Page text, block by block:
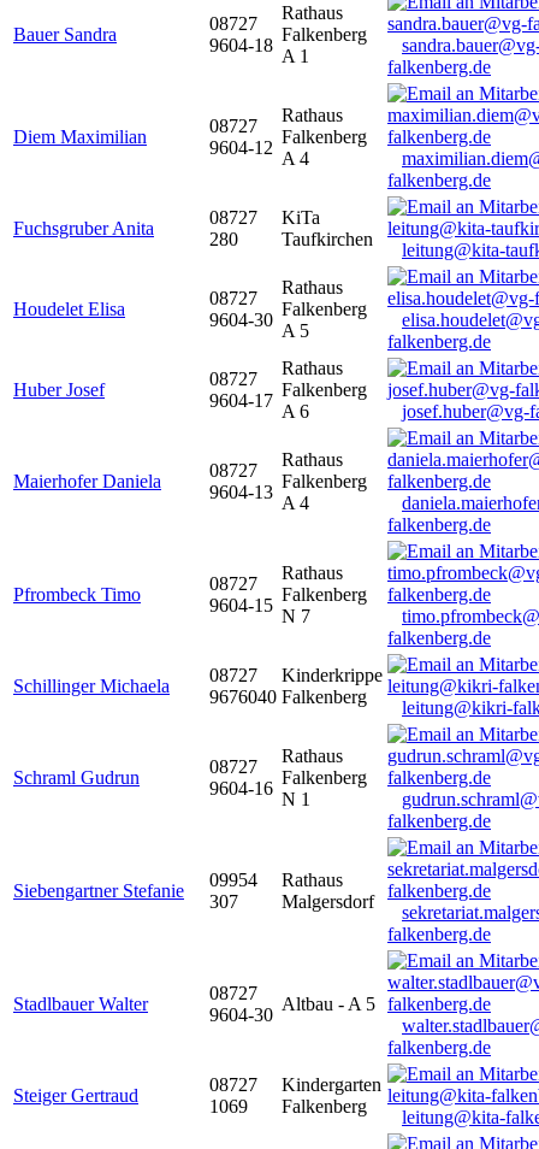
Bauer Sandra
08727
9604-18
Rathaus
Falkenberg
A 1
falkenberg.de
Diem Maximilian
08727
9604-12
Rathaus
Falkenberg
A 4
falkenberg.de
Fuchsgruber Anita
08727
280
KiTa
Taufkirchen
leitung@kita-
Houdelet Elisa
08727
9604-30
Rathaus
Falkenberg
A 5
falkenberg.de
Huber Josef
08727
9604-17
Rathaus
Falkenberg
A 6
josef.huber@vg-
Maierhofer Daniela
08727
9604-13
Rathaus
Falkenberg
A 4
falkenberg.de
Pfrombeck Timo
08727
9604-15
Rathaus
Falkenberg
N 7
falkenberg.de
Schillinger Michaela
08727
9676040
Kinderkrippe
Falkenberg
leitung@kikri-
Schraml Gudrun
08727
9604-16
Rathaus
Falkenberg
N 1
falkenberg.de
Siebengartner Stefanie
09954
307
Rathaus
Malgersdorf
falkenberg.de
Stadlbauer Walter
08727
9604-30
Altbau - A 5
falkenberg.de
Steiger Gertraud
08727
1069
Kindergarten
Falkenberg
leitung@kita-